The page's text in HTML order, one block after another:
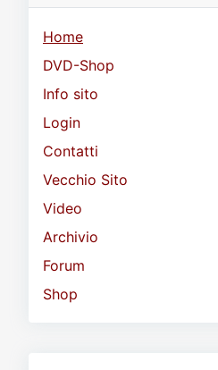
Home
DVD-Shop
Info sito
Login
Contatti
Vecchio Sito
Video
Archivio
Forum
Shop